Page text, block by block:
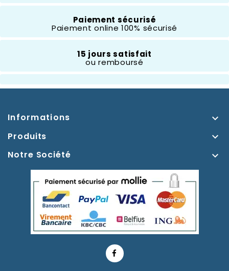
Paiement sécurisé
Paiement online 100% sécurisé
15 jours satisfait
ou remboursé
Informations 
Produits 
Notre Société 